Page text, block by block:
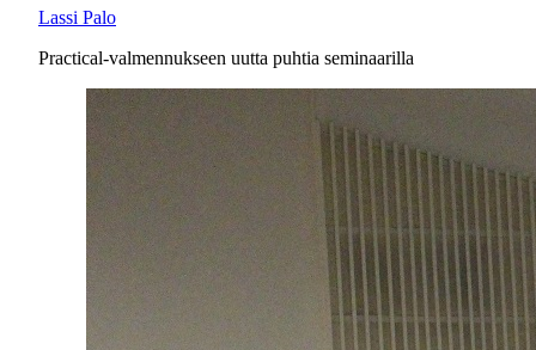
Lassi Palo
Practical-valmennukseen uutta puhtia seminaarilla